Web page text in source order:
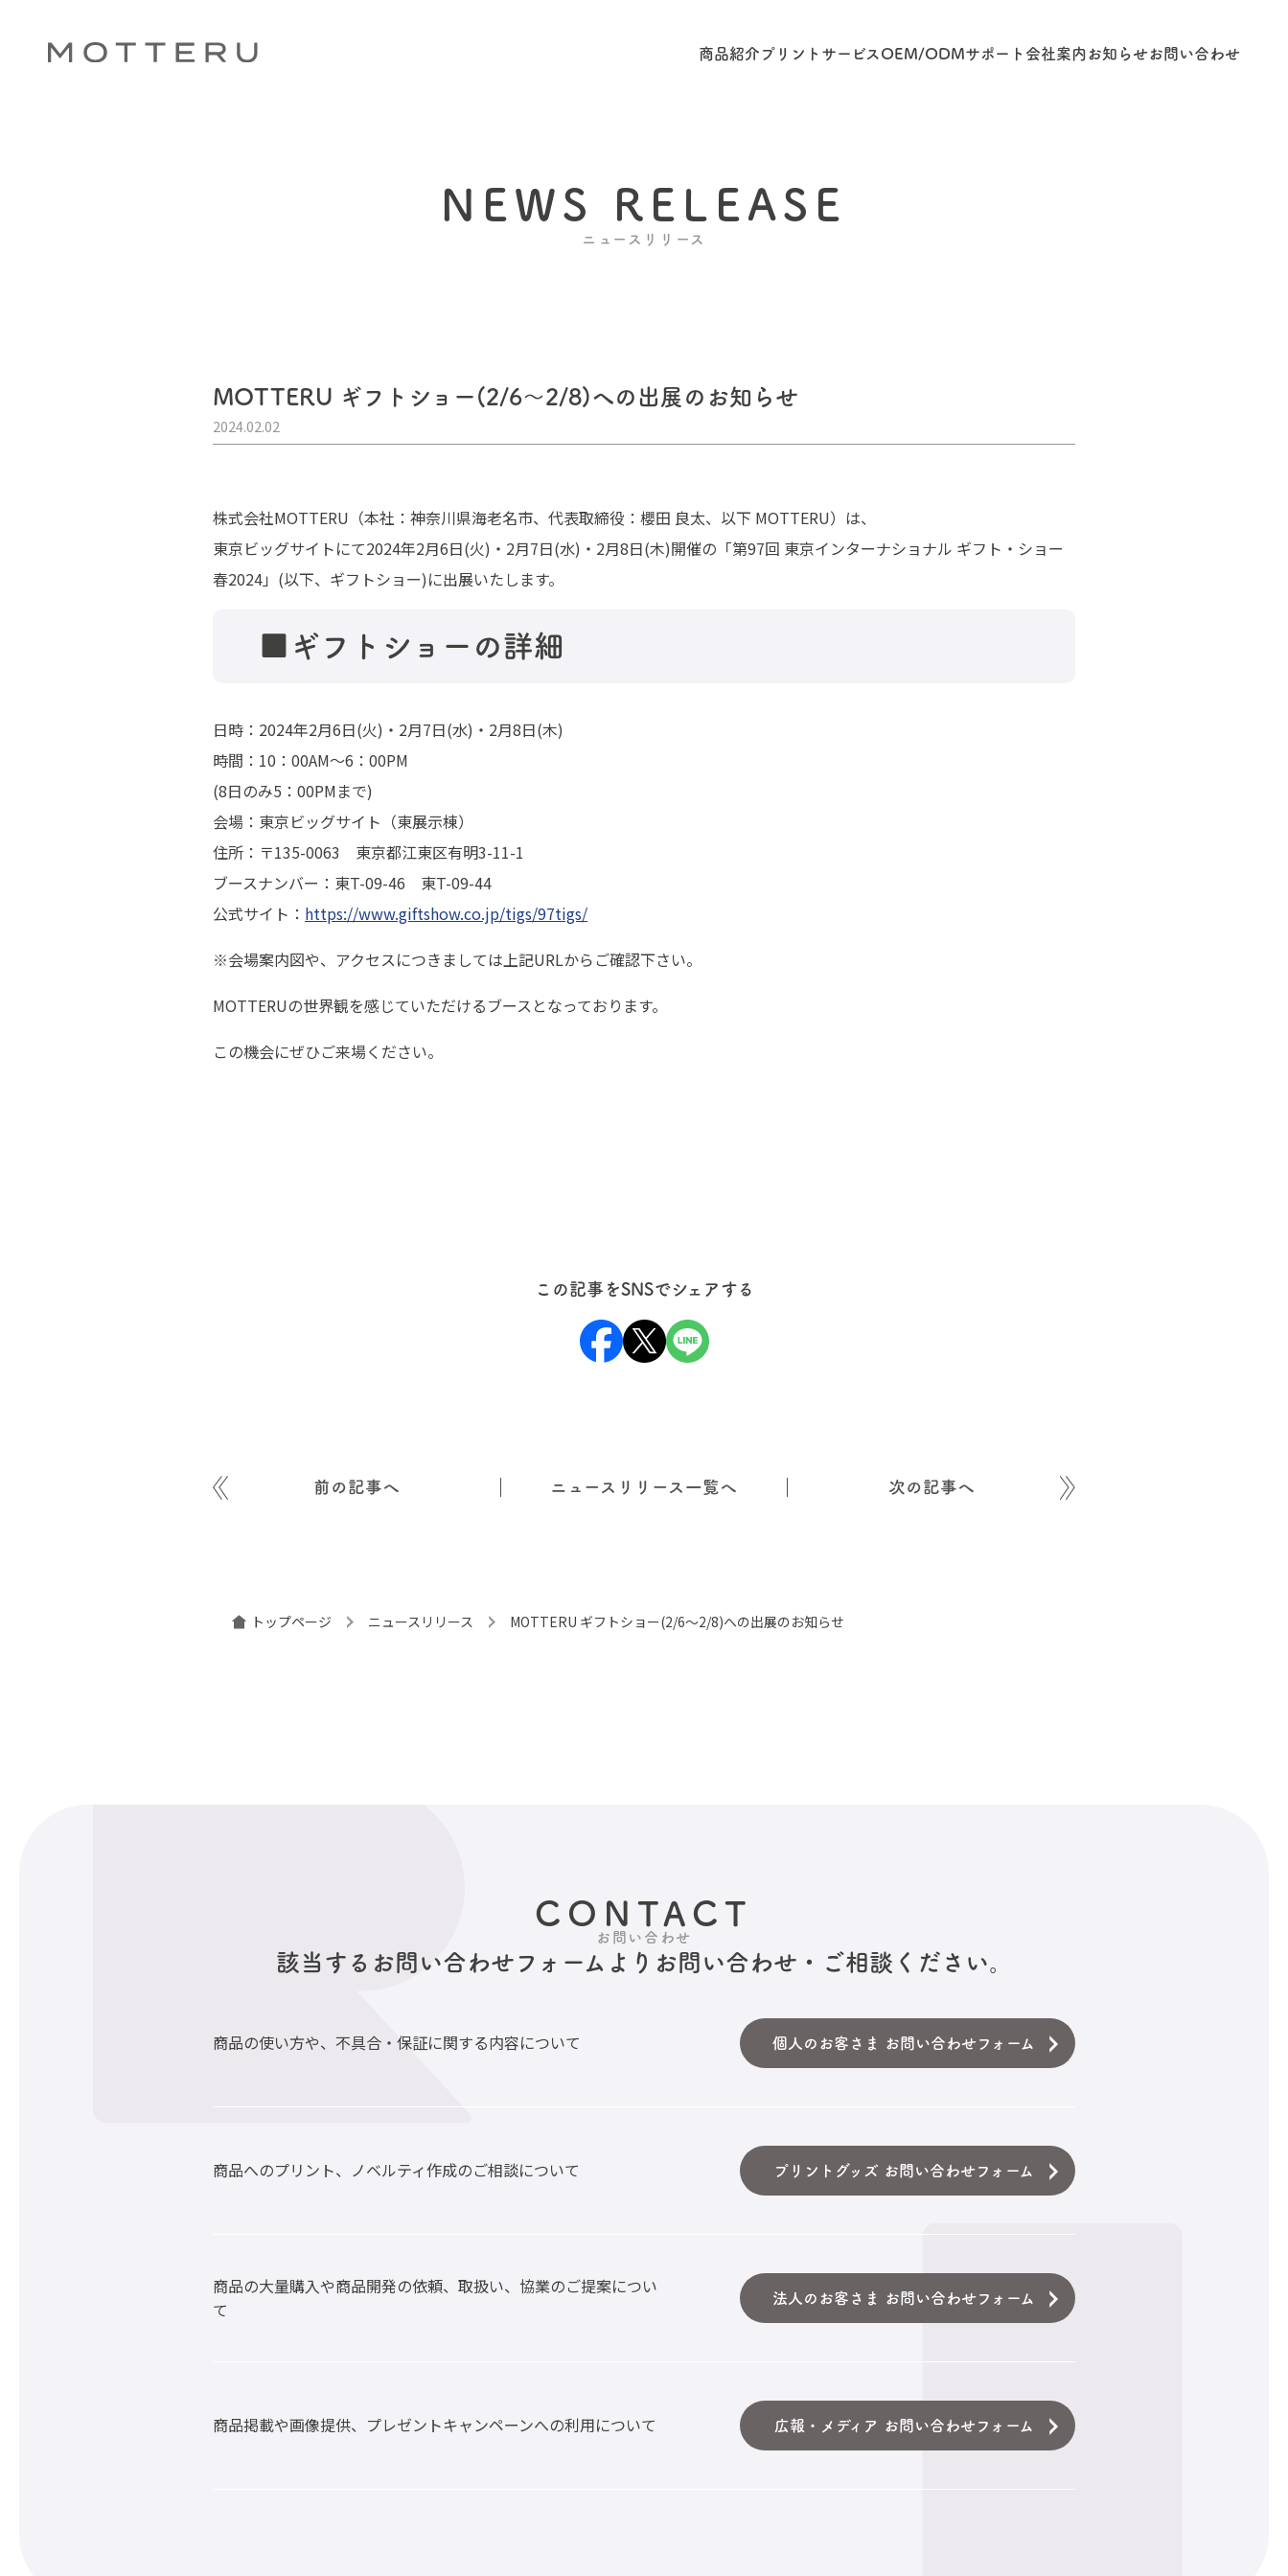
商品紹介 プリントサービス OEM/ODMサポート 会社案内 お知らせお問い合わせ
NEWS RELEASE
ニュースリリース
2024.02.02
MOTTERU ギフトショー(2/6～2/8)への出展のお知らせ
株式会社MOTTERU（本社：神奈川県海老名市、代表取締役：櫻田 良太、以下 MOTTERU）は、
東京ビッグサイトにて2024年2月6日(火)・2月7日(水)・2月8日(木)開催の「第97回 東京インターナショナル ギフト・ショー
春2024」(以下、ギフトショー)に出展いたします。
■ギフトショーの詳細
日時：2024年2月6日(火)・2月7日(水)・2月8日(木)
時間：10：00AM～6：00PM
(8日のみ5：00PMまで)
会場：東京ビッグサイト（東展示棟）
住所：〒135-0063 東京都江東区有明3-11-1
ブースナンバー：東T-09-46 東T-09-44
公式サイト： https://www.giftshow.co.jp/tigs/97tigs/
※会場案内図や、アクセスにつきましては上記URLからご確認下さい。
MOTTERUの世界観を感じていただけるブースとなっております。
この機会にぜひご来場ください。
この記事をSNSでシェアする
前の記事へ ニュースリリース一覧へ 次の記事へ
トップページ ニュースリリース MOTTERU ギフトショー(2/6～2/8)への出展のお知らせ
CONTACT
お問い合わせ
該当するお問い合わせフォームより お問い合わせ・ご相談ください。
商品の使い方や、不具合・保証に関する内容について 個人のお客さま お問い合わせフォーム
商品へのプリント、ノベルティ作成のご相談について プリントグッズ お問い合わせフォーム
商品の大量購入や商品開発の依頼、取扱い、協業のご提案につい
て
法人のお客さま お問い合わせフォーム
商品掲載や画像提供、プレゼントキャンペーンへの利用について 広報・メディア お問い合わせフォーム